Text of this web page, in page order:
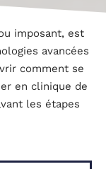
imposant, est
avancées
comment se
en clinique de
les étapes